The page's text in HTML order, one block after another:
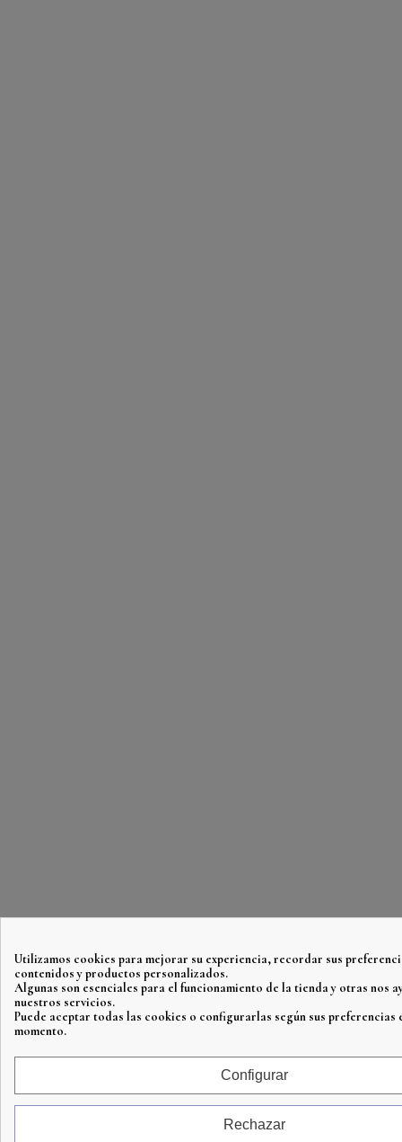
Utilizamos cookies para mejorar su experiencia, recordar sus
contenidos y productos personalizados.
Algunas son esenciales para el funcionamiento de la tienda y otras nos
nuestros servicios.
Puede aceptar todas las cookies o configurarlas según sus preferencias
momento.
Configurar
Rechazar